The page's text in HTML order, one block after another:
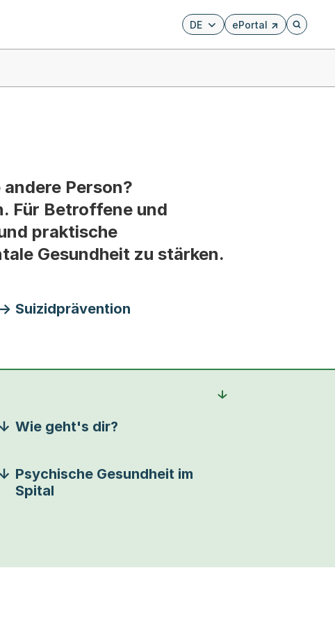
DE ePortal
Externer Link, wird in
Öffnet
Person?
Für Betroffene und
praktische
Gesundheit zu stärken.
Suizidprävention
Wie geht's dir?
Psychische Gesundheit im
Spital